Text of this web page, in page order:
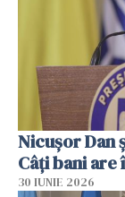
Nicuşor Dan
Câți bani
30 IUNIE 2026